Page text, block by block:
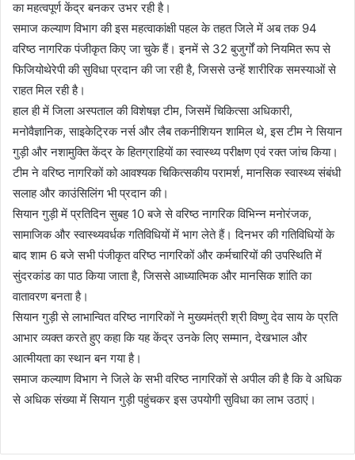
का महत्वपूर्ण केंद्र बनकर उभर रही है।
समाज कल्याण विभाग की इस महत्वाकांक्षी पहल के तहत जिले में अब तक 94
वरिष्ठ नागरिक पंजीकृत किए जा चुके हैं। इनमें से 32 बुजुर्गों को नियमित रूप से
फिजियोथेरेपी की सुविधा प्रदान की जा रही है, जिससे उन्हें शारीरिक समस्याओं से
राहत मिल रही है।
हाल ही में जिला अस्पताल की विशेषज्ञ टीम, जिसमें चिकित्सा अधिकारी,
मनोवैज्ञानिक, साइकेट्रिक नर्स और लैब तकनीशियन शामिल थे, इस टीम ने सियान
गुड़ी और नशामुक्ति केंद्र के हितग्राहियों का स्वास्थ्य परीक्षण एवं रक्त जांच किया।
टीम ने वरिष्ठ नागरिकों को आवश्यक चिकित्सकीय परामर्श, मानसिक स्वास्थ्य संबंधी
सलाह और काउंसिलिंग भी प्रदान की।
सियान गुड़ी में प्रतिदिन सुबह 10 बजे से वरिष्ठ नागरिक विभिन्न मनोरंजक,
सामाजिक और स्वास्थ्यवर्धक गतिविधियों में भाग लेते हैं। दिनभर की गतिविधियों के
बाद शाम 6 बजे सभी पंजीकृत वरिष्ठ नागरिकों और कर्मचारियों की उपस्थिति में
सुंदरकांड का पाठ किया जाता है, जिससे आध्यात्मिक और मानसिक शांति का
वातावरण बनता है।
सियान गुड़ी से लाभान्वित वरिष्ठ नागरिकों ने मुख्यमंत्री श्री विष्णु देव साय के प्रति
आभार व्यक्त करते हुए कहा कि यह केंद्र उनके लिए सम्मान, देखभाल और
आत्मीयता का स्थान बन गया है।
समाज कल्याण विभाग ने जिले के सभी वरिष्ठ नागरिकों से अपील की है कि वे अधिक
से अधिक संख्या में सियान गुड़ी पहुंचकर इस उपयोगी सुविधा का लाभ उठाएं।